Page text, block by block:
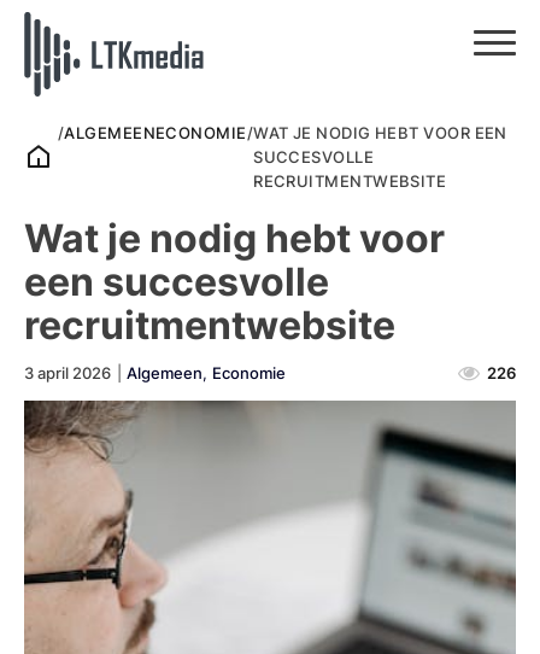
/ALGEMEENECONOMIE/WAT JE NODIG HEBT VOOR EEN
SUCCESVOLLE
RECRUITMENTWEBSITE
Wat je nodig hebt voor
een succesvolle
recruitmentwebsite
3 april 2026 Algemeen, Economie 226